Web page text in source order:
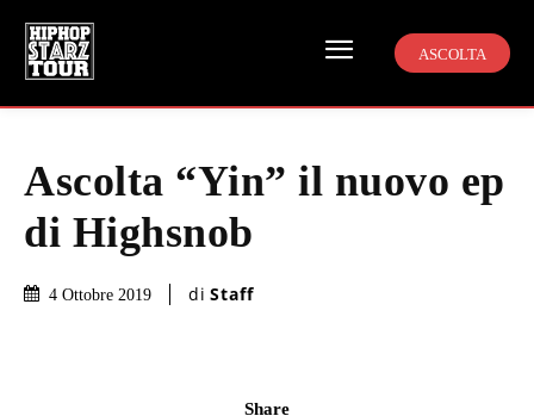
ASCOLTA
Ascolta “Yin” il nuovo ep
di Highsnob
4 Ottobre 2019 di Staff
Share